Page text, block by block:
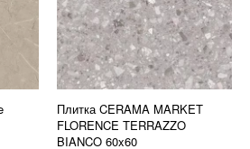
Плитка CERAMA MARKET
FLORENCE TERRAZZO
BIANCO 60x60